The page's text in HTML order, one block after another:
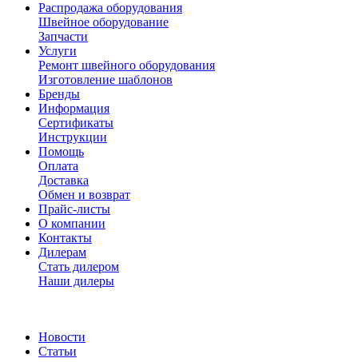
Распродажа оборудования
Швейное оборудование
Запчасти
Услуги
Ремонт швейного оборудования
Изготовление шаблонов
Бренды
Информация
Сертификаты
Инструкции
Помощь
Оплата
Доставка
Обмен и возврат
Прайс-листы
О компании
Контакты
Дилерам
Стать дилером
Наши дилеры
Новости
Статьи